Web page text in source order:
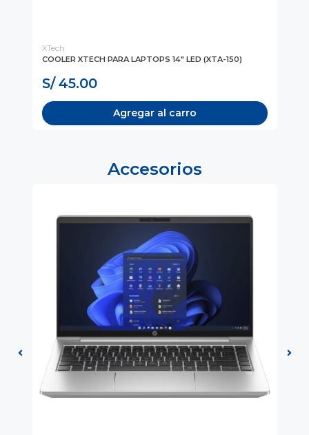
XTech
COOLER XTECH PARA LAPTOPS 14" LED (XTA-150)
S/ 45.00
Agregar al carro
Accesorios